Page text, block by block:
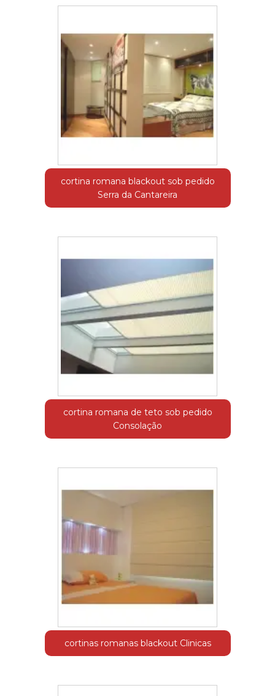
cortina romana blackout sob pedido
Serra da Cantareira
cortina romana de teto sob pedido
Consolação
cortinas romanas blackout Clinicas